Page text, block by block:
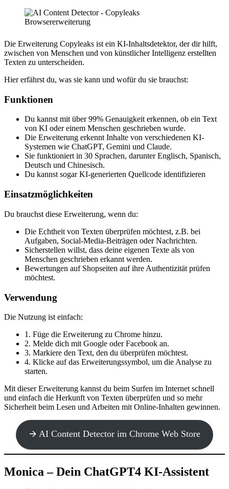
Die Erweiterung Copyleaks ist ein KI-Inhaltsdetektor, der dir hilft,
zwischen von Menschen und von künstlicher Intelligenz erstellten
Texten zu unterscheiden.
Hier erfährst du, was sie kann und wofür du sie brauchst:
Funktionen
Du kannst mit über 99% Genauigkeit erkennen, ob ein Text
von KI oder einem Menschen geschrieben wurde.
Die Erweiterung erkennt Inhalte von verschiedenen KI-
Systemen wie ChatGPT, Gemini und Claude.
Sie funktioniert in 30 Sprachen, darunter Englisch, Spanisch,
Deutsch und Chinesisch.
Du kannst sogar KI-generierten Quellcode identifizieren
Einsatzmöglichkeiten
Du brauchst diese Erweiterung, wenn du:
Die Echtheit von Texten überprüfen möchtest, z.B. bei
Aufgaben, Social-Media-Beiträgen oder Nachrichten.
Sicherstellen willst, dass deine eigenen Texte als von
Menschen geschrieben erkannt werden.
Bewertungen auf Shopseiten auf ihre Authentizität prüfen
möchtest.
Verwendung
Die Nutzung ist einfach:
1. Füge die Erweiterung zu Chrome hinzu.
2. Melde dich mit Google oder Facebook an.
3. Markiere den Text, den du überprüfen möchtest.
4. Klicke auf das Erweiterungssymbol, um die Analyse zu
starten.
Mit dieser Erweiterung kannst du beim Surfen im Internet schnell
und einfach die Herkunft von Texten überprüfen und so mehr
Sicherheit beim Lesen und Arbeiten mit Online-Inhalten gewinnen.
🡪 AI Content Detector im Chrome Web Store
Monica – Dein ChatGPT4 KI-Assistent